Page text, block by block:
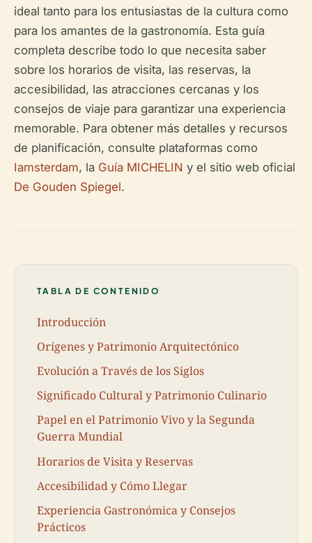
ideal tanto para los entusiastas de la cultura como
para los amantes de la gastronomía. Esta guía
completa describe todo lo que necesita saber
sobre los horarios de visita, las reservas, la
accesibilidad, las atracciones cercanas y los
consejos de viaje para garantizar una experiencia
memorable. Para obtener más detalles y recursos
de planificación, consulte plataformas como
Iamsterdam, la Guía MICHELIN y el sitio web oficial
De Gouden Spiegel.
TABLA DE CONTENIDO
Introducción
Orígenes y Patrimonio Arquitectónico
Evolución a Través de los Siglos
Significado Cultural y Patrimonio Culinario
Papel en el Patrimonio Vivo y la Segunda
Guerra Mundial
Horarios de Visita y Reservas
Accesibilidad y Cómo Llegar
Experiencia Gastronómica y Consejos
Prácticos